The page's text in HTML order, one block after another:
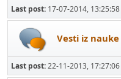
Last post: 17-07-2014, 13:25:58
Vesti iz nauke
Last post:22-11-2013, 17:27:06